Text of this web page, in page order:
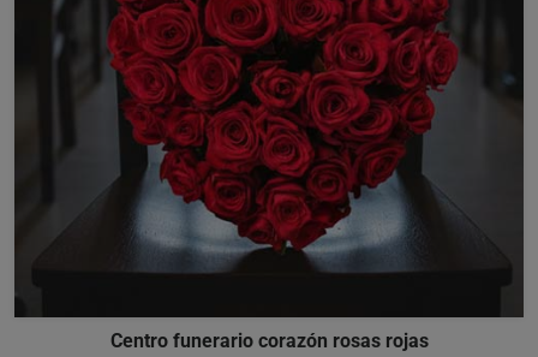
Centro funerario corazón rosas rojas